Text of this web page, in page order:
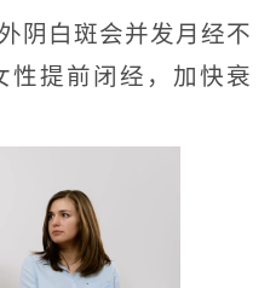
阴白斑会并发月经不
性提前闭经，加快衰